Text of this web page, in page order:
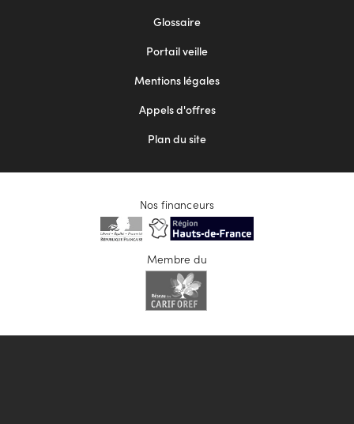
Glossaire
Portail veille
Mentions légales
Appels d'offres
Plan du site
Nos financeurs
Membre du